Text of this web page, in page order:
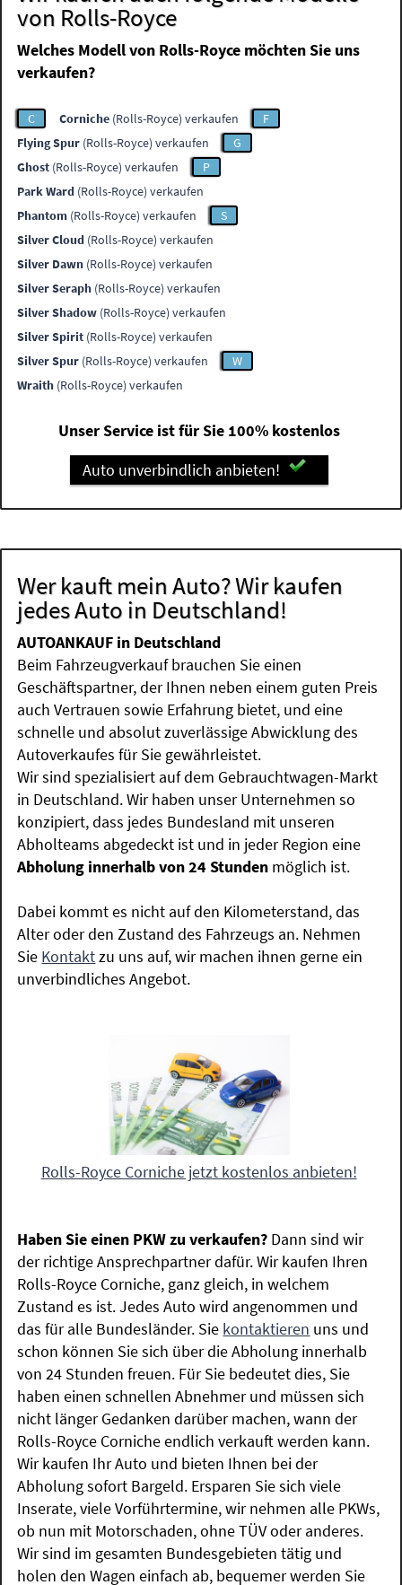
von Rolls-Royce
Welches Modell von Rolls-Royce möchten Sie uns
verkaufen?
C Corniche (Rolls-Royce) verkaufen
F
Flying Spur (Rolls-Royce) verkaufen
G
Ghost (Rolls-Royce) verkaufen
P
Park Ward (Rolls-Royce) verkaufen
Phantom (Rolls-Royce) verkaufen
S
Silver Cloud (Rolls-Royce) verkaufen
Silver Dawn (Rolls-Royce) verkaufen
Silver Seraph (Rolls-Royce) verkaufen
Silver Shadow (Rolls-Royce) verkaufen
Silver Spirit (Rolls-Royce) verkaufen
Silver Spur (Rolls-Royce) verkaufen
W
Wraith (Rolls-Royce) verkaufen
Unser Service ist für Sie 100% kostenlos
Auto unverbindlich anbieten!
Wer kauft mein Auto? Wir kaufen
jedes Auto in Deutschland!
AUTOANKAUF in Deutschland
Beim Fahrzeugverkauf brauchen Sie einen
Geschäftspartner, der Ihnen neben einem guten Preis
auch Vertrauen sowie Erfahrung bietet, und eine
schnelle und absolut zuverlässige Abwicklung des
Autoverkaufes für Sie gewährleistet.
Wir sind spezialisiert auf dem Gebrauchtwagen-Markt
in Deutschland. Wir haben unser Unternehmen so
konzipiert, dass jedes Bundesland mit unseren
Abholteams abgedeckt ist und in jeder Region eine
Abholung innerhalb von 24 Stunden möglich ist.
Dabei kommt es nicht auf den Kilometerstand, das
Alter oder den Zustand des Fahrzeugs an. Nehmen
Sie Kontaktzu uns auf, wir machen ihnen gerne ein
unverbindliches Angebot.
Rolls-Royce Corniche jetzt kostenlos anbieten!
Haben Sie einen PKW zu verkaufen? Dann sind wir
der richtige Ansprechpartner dafür. Wir kaufen Ihren
Rolls-Royce Corniche, ganz gleich, in welchem
Zustand es ist. Jedes Auto wird angenommen und
das für alle Bundesländer. Sie kontaktieren uns und
schon können Sie sich über die Abholung innerhalb
von 24 Stunden freuen. Für Sie bedeutet dies, Sie
haben einen schnellen Abnehmer und müssen sich
nicht länger Gedanken darüber machen, wann der
Rolls-Royce Corniche endlich verkauft werden kann.
Wir kaufen Ihr Auto und bieten Ihnen bei der
Abholung sofort Bargeld. Ersparen Sie sich viele
Inserate, viele Vorführtermine, wir nehmen alle PKWs,
ob nun mit Motorschaden, ohne TÜV oder anderes.
Wir sind im gesamten Bundesgebieten tätig und
holen den Wagen einfach ab, bequemer werden Sie